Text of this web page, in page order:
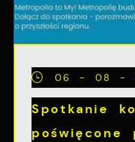
06 - 08 -
Spotkanie
poświęcone